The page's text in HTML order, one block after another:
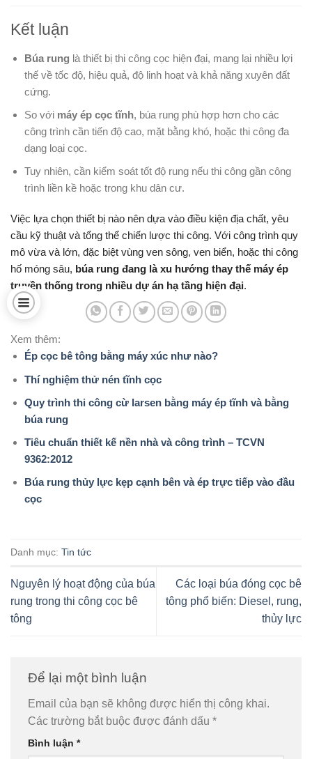
Kết luận
Búa rung là thiết bị thi công cọc hiện đại, mang lại nhiều lợi
thế về tốc độ, hiệu quả, độ linh hoạt và khả năng xuyên đất
cứng.
So với máy ép cọc tĩnh, búa rung phù hợp hơn cho các
công trình cần tiến độ cao, mặt bằng khó, hoặc thi công đa
dạng loại cọc.
Tuy nhiên, cần kiểm soát tốt độ rung nếu thi công gần công
trình liền kề hoặc trong khu dân cư.
Việc lựa chọn thiết bị nào nên dựa vào điều kiện địa chất, yêu
cầu kỹ thuật và tổng thể chiến lược thi công. Với công trình quy
mô vừa và lớn, đặc biệt vùng ven sông, ven biển, hoặc thi công
hố móng sâu, búa rung đang là xu hướng thay thế máy ép
truyền thống trong nhiều dự án hạ tầng hiện đại.
Xem thêm:
Ép cọc bê tông bằng máy xúc như nào?
Thí nghiệm thử nén tĩnh cọc
Quy trình thi công cừ larsen bằng máy ép tĩnh và bằng
búa rung
Tiêu chuẩn thiết kế nền nhà và công trình – TCVN
9362:2012
Búa rung thủy lực kẹp cạnh bên và ép trực tiếp vào đầu
cọc
Danh mục: Tin tức
Nguyên lý hoạt động của búa
rung trong thi công cọc bê
tông
Các loại búa đóng cọc bê
tông phổ biến: Diesel, rung,
thủy lực
Để lại một bình luận
Email của bạn sẽ không được hiển thị công khai.
Các trường bắt buộc được đánh dấu *
Bình luận *